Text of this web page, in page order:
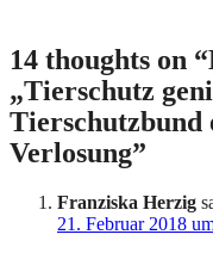
14 thoughts on “
„Tierschutz
Tierschutzbund
Verlosung”
Franziska Herzig
21. Februar 2018